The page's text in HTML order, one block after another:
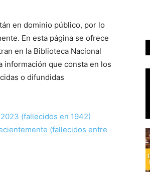
en dominio público, por lo
En esta página se ofrece
en la Biblioteca Nacional
información que consta en los
o difundidas
(fallecidos en 1942)
(fallecidos entre